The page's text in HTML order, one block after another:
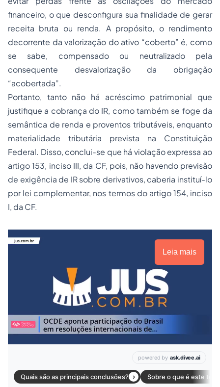
financeiro, o que desconfigura sua finalidade de gerar
receita bruta ou renda. A propósito, o rendimento
decorrente da valorização do ativo “coberto” é, como
se sabe, compensado ou neutralizado pela
consequente desvalorização da obrigação
“acobertada”.
Portanto, tanto não há acréscimo patrimonial que
justifique a cobrança do IR, como também se foge da
semântica de renda e proventos tributáveis, enquanto
materialidade tributária prevista na Constituição
Federal. Disso, conclui-se que há violação expressa ao
artigo 153, inciso III, da CF, pois, não havendo previsão
de exigência de IR sobre derivativos, caberia instituí-lo
por lei complementar, nos termos do artigo 154, inciso
I, da CF.
Leia mais